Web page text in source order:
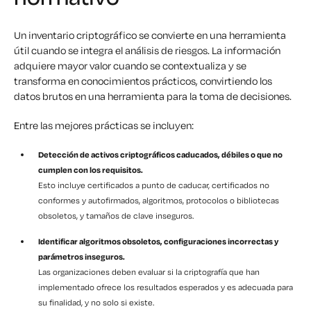
Un inventario criptográfico se convierte en una herramienta
útil cuando se integra el análisis de riesgos. La información
adquiere mayor valor cuando se contextualiza y se
transforma en conocimientos prácticos, convirtiendo los
datos brutos en una herramienta para la toma de decisiones.
Entre las mejores prácticas se incluyen:
Detección de activos criptográficos caducados, débiles o que no
cumplen con los requisitos.
Esto incluye certificados a punto de caducar, certificados no
conformes y autofirmados, algoritmos, protocolos o bibliotecas
obsoletos, y tamaños de clave inseguros.
Identificar algoritmos obsoletos, configuraciones incorrectas y
parámetros inseguros.
Las organizaciones deben evaluar si la criptografía que han
implementado ofrece los resultados esperados y es adecuada para
su finalidad, y no solo si existe.